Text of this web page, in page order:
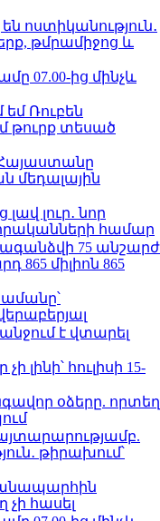
ոստիկանություն․
թմրամիջոց և
07.00-ից մինչև
Ռուբեն
թուրք տեսած
մեդալային
լուր․ նոր
համար
75 անշարժ
865 միլիոն 865
է վտարել
լինի՝ հուլիսի 15-
օձերը. որտեղ
թիրախում՝
չի հասել